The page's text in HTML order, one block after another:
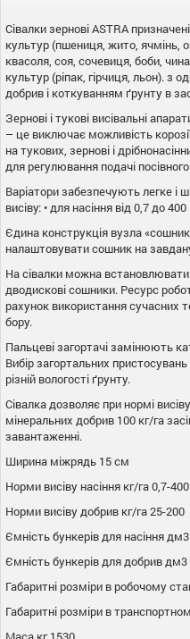
Сівалки зернові ASTRA
культур (пшениця, жито, ячмінь,
квасоля, соя, сочевиця, боби,
культур (ріпак, гірчиця, льон). з
добрив і коткуванням ґрунту в
Зернові і тукові висівальні
– це виключає можливість
на тукових, зернові і
для регулювання подачі
Варіатори забезпечують легке і
висіву: • для насіння від 0,7 до
Єдина конструкція вузла
налаштовувати сошник на
На сівалки можна
дводискові сошники. Ресурс
рахунок використання сучасних
бору.
Пальцеві загортачі замінюють
Вибір загортальних
різній вологості ґрунту.
Сівалка дозволяє при нормі
мінеральних добрив 100 кг/га
завантаженні.
Ширина міжрядь 15 см
Норми висіву насіння кг/га 0,7-400
Норми висіву добрив кг/га 25-200
Ємність бункерів для насіння
Ємність бункерів для добрив дм3
Габаритні розміри в робочому
Габаритні розміри в